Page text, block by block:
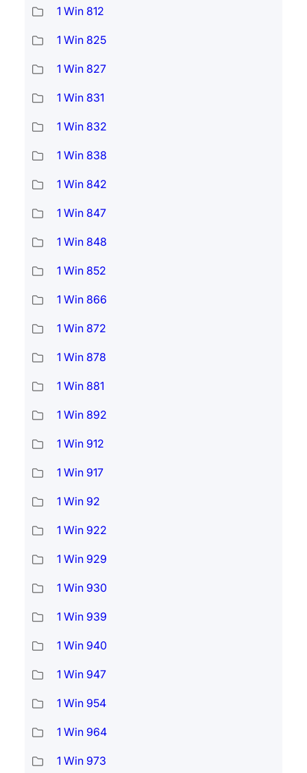
1 Win 812
1 Win 825
1 Win 827
1 Win 831
1 Win 832
1 Win 838
1 Win 842
1 Win 847
1 Win 848
1 Win 852
1 Win 866
1 Win 872
1 Win 878
1 Win 881
1 Win 892
1 Win 912
1 Win 917
1 Win 92
1 Win 922
1 Win 929
1 Win 930
1 Win 939
1 Win 940
1 Win 947
1 Win 954
1 Win 964
1 Win 973